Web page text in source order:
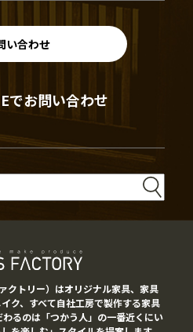
い合わせ
でお問い合わせ
クトリー）はオリジナル家具、家具
ク、すべて自社工房で製作する家具
るのは「つかう人」の一番近くにい